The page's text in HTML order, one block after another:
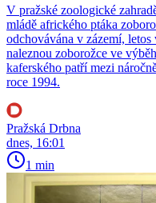
V pražské zoologické
mládě afrického ptáka
odchovávána v zázemí,
naleznou zoborožce ve
kaferského patří mezi
roce 1994.
Pražská Drbna
dnes, 16:01
1 min